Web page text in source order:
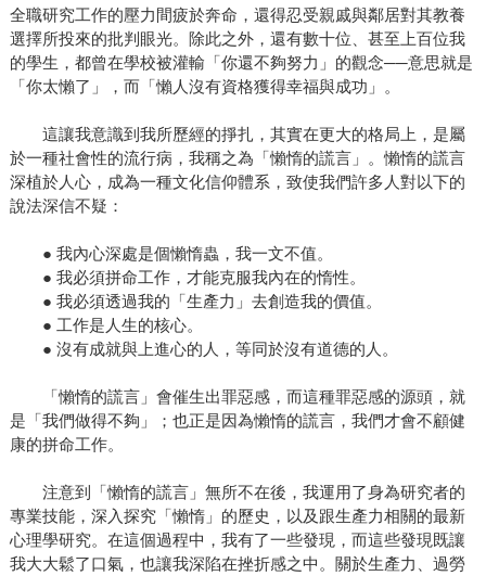
全職研究工作的壓力間疲於奔命，還得忍受親戚與鄰居對其教養
選擇所投來的批判眼光。除此之外，還有數十位、甚至上百位我
的學生，都曾在學校被灌輸「你還不夠努力」的觀念──意思就是
「你太懶了」，而「懶人沒有資格獲得幸福與成功」。
這讓我意識到我所歷經的掙扎，其實在更大的格局上，是屬
於一種社會性的流行病，我稱之為「懶惰的謊言」。懶惰的謊言
深植於人心，成為一種文化信仰體系，致使我們許多人對以下的
說法深信不疑：
● 我內心深處是個懶惰蟲，我一文不值。
● 我必須拼命工作，才能克服我內在的惰性。
● 我必須透過我的「生產力」去創造我的價值。
● 工作是人生的核心。
● 沒有成就與上進心的人，等同於沒有道德的人。
「懶惰的謊言」會催生出罪惡感，而這種罪惡感的源頭，就
是「我們做得不夠」；也正是因為懶惰的謊言，我們才會不顧健
康的拼命工作。
注意到「懶惰的謊言」無所不在後，我運用了身為研究者的
專業技能，深入探究「懶惰」的歷史，以及跟生產力相關的最新
心理學研究。在這個過程中，我有了一些發現，而這些發現既讓
我大大鬆了口氣，也讓我深陷在挫折感之中。關於生產力、過勞